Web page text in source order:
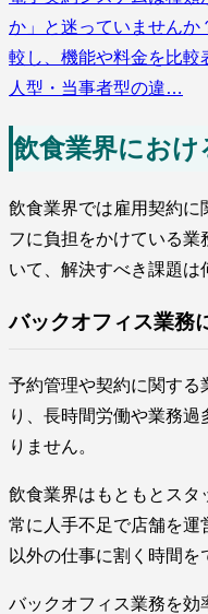
か」と迷っていませんか
較し、機能や料金を比較
人型・当事者型の違…
飲食業界にお
飲食業界では雇用契約に
フに負担をかけている業
いて、解決すべき課題は
バックオフィス業務
予約管理や契約に関する
り、長時間労働や業務
りません。
飲食業界はもともとスタ
常に人手不足で店舗を運
以外の仕事に割く時間を
バックオフィス業務を効